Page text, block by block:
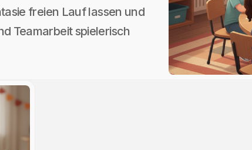
freien Lauf lassen und
Teamarbeit spielerisch